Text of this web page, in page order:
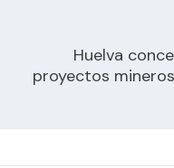
Huelva
proyectos